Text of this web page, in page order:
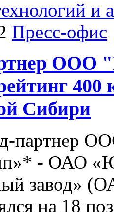
и
Пресс-офис
ООО
Сибири
партнер
- ОАО
завод»
на 18